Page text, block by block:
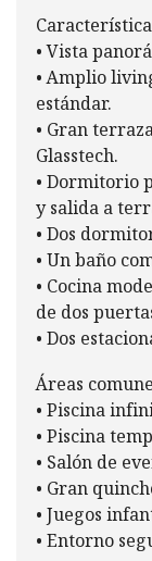
• Vista
• Amplio
estándar.
• Gran
Glasstech.
• Dormitorio
y salida a
• Dos
• Un baño
• Cocina
de dos
• Dos
Áreas
• Piscina
• Piscina
• Salón de
• Gran
• Juegos
• Entorno